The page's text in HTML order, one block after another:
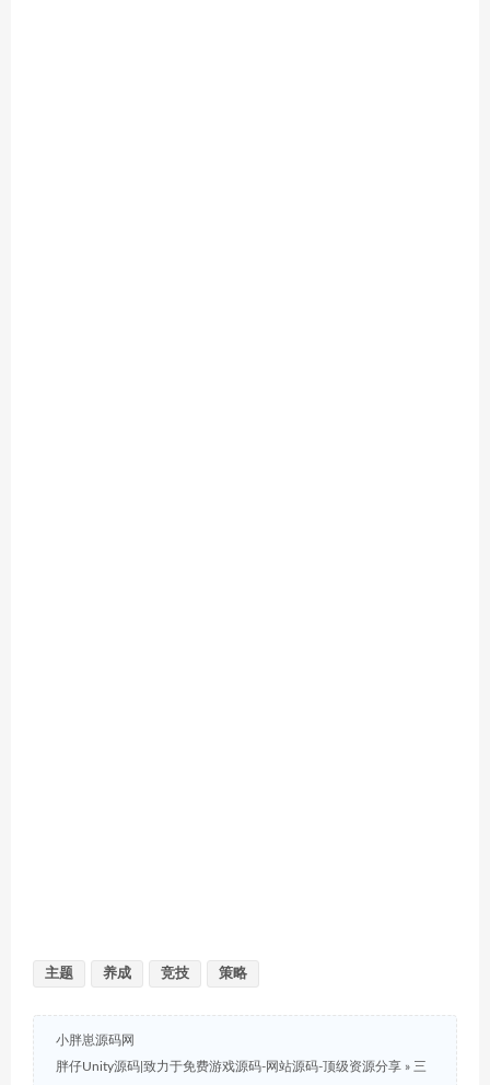
主题 养成 竞技 策略
小胖崽源码网
胖仔Unity源码|致力于免费游戏源码-网站源码-顶级资源分享 » 三